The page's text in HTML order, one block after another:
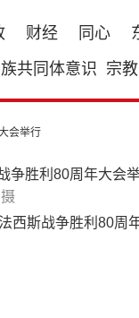
财经 同心
共同体意识
宗教
会举行
西斯战争胜利80周